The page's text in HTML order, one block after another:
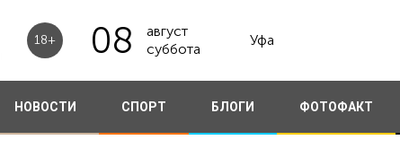
18+ 08
август
суббота
Уфа
НОВОСТИ СПОРТ БЛОГИ ФОТОФАКТ